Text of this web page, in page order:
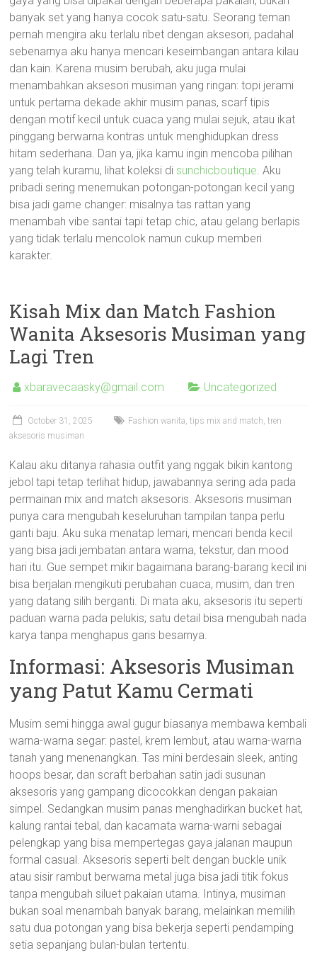
banyak set yang hanya cocok satu-satu. Seorang teman
pernah mengira aku terlalu ribet dengan aksesori, padahal
sebenarnya aku hanya mencari keseimbangan antara kilau
dan kain. Karena musim berubah, aku juga mulai
menambahkan aksesori musiman yang ringan: topi jerami
untuk pertama dekade akhir musim panas, scarf tipis
dengan motif kecil untuk cuaca yang mulai sejuk, atau ikat
pinggang berwarna kontras untuk menghidupkan dress
hitam sederhana. Dan ya, jika kamu ingin mencoba pilihan
yang telah kuramu, lihat koleksi di sunchicboutique. Aku
pribadi sering menemukan potongan-potongan kecil yang
bisa jadi game changer: misalnya tas rattan yang
menambah vibe santai tapi tetap chic, atau gelang berlapis
yang tidak terlalu mencolok namun cukup memberi
karakter.
Kisah Mix dan Match Fashion
Wanita Aksesoris Musiman yang
Lagi Tren
xbaravecaasky@gmail.com Uncategorized
October 31, 2025
Fashion wanita, tips mix and match, tren
aksesoris musiman
Kalau aku ditanya rahasia outfit yang nggak bikin kantong
jebol tapi tetap terlihat hidup, jawabannya sering ada pada
permainan mix and match aksesoris. Aksesoris musiman
punya cara mengubah keseluruhan tampilan tanpa perlu
ganti baju. Aku suka menatap lemari, mencari benda kecil
yang bisa jadi jembatan antara warna, tekstur, dan mood
hari itu. Gue sempet mikir bagaimana barang-barang kecil ini
bisa berjalan mengikuti perubahan cuaca, musim, dan tren
yang datang silih berganti. Di mata aku, aksesoris itu seperti
paduan warna pada pelukis; satu detail bisa mengubah nada
karya tanpa menghapus garis besarnya.
Informasi: Aksesoris Musiman
yang Patut Kamu Cermati
Musim semi hingga awal gugur biasanya membawa kembali
warna-warna segar: pastel, krem lembut, atau warna-warna
tanah yang menenangkan. Tas mini berdesain sleek, anting
hoops besar, dan scraft berbahan satin jadi susunan
aksesoris yang gampang dicocokkan dengan pakaian
simpel. Sedangkan musim panas menghadirkan bucket hat,
kalung rantai tebal, dan kacamata warna-warni sebagai
pelengkap yang bisa mempertegas gaya jalanan maupun
formal casual. Aksesoris seperti belt dengan buckle unik
atau sisir rambut berwarna metal juga bisa jadi titik fokus
tanpa mengubah siluet pakaian utama. Intinya, musiman
bukan soal menambah banyak barang, melainkan memilih
satu dua potongan yang bisa bekerja seperti pendamping
setia sepanjang bulan-bulan tertentu.